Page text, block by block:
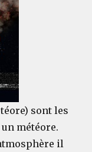
sont les
météore.
il